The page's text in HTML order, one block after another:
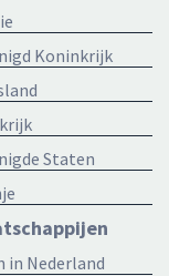
Koninkrijk
Staten
in Nederland